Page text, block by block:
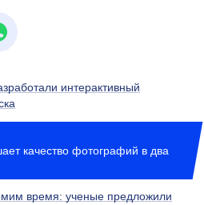
интерактивный
качество фотографий в два
время: ученые предложили